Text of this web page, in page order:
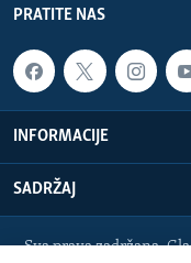
PRATITE NAS
INFORMACIJE
SADRŽAJ
Sva prava zadržana.